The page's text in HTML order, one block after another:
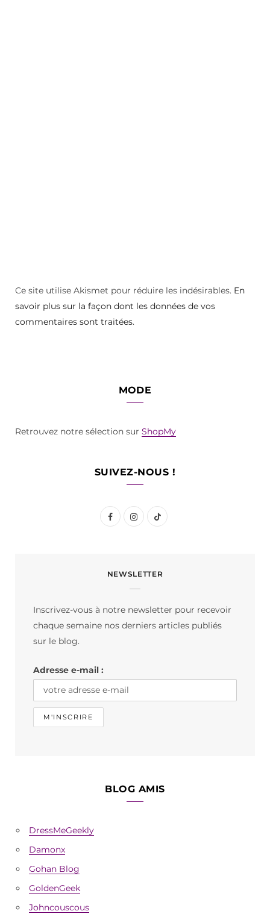
Ce site utilise Akismet pour réduire les indésirables. En
savoir plus sur la façon dont les données de vos
commentaires sont traitées.
MODE
Retrouvez notre sélection sur ShopMy
SUIVEZ-NOUS !
F
e
I
t
m
T
T
NEWSLETTER
Inscrivez-vous à notre newsletter pour recevoir
chaque semaine nos derniers articles publiés
sur le blog.
Adresse e-mail :
BLOG AMIS
DressMeGeekly
Damonx
Gohan Blog
GoldenGeek
Johncouscous